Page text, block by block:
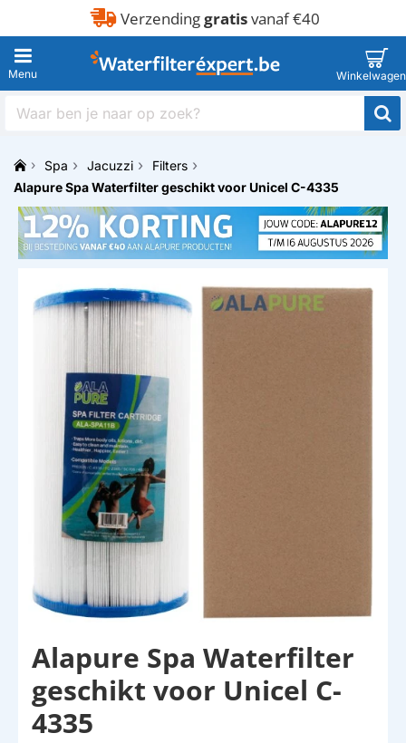
Verzendinggratisvanaf €40
Waar
naar
oph
m
e
Spa Jacuzzi
Filters
Alapure Spa Waterfilter geschikt voor Unicel C-4335
Alapure Spa Waterfilter
geschikt voor Unicel C-
4335